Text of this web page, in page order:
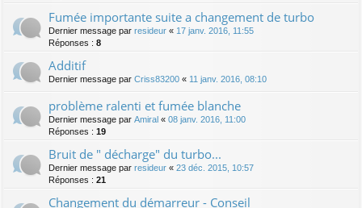
Fumée importante suite a changement de turbo
Dernier message par resideur « 17 janv. 2016, 11:55
Réponses : 8
Additif
Dernier message par Criss83200 « 11 janv. 2016, 08:10
problème ralenti et fumée blanche
Dernier message par Amiral « 08 janv. 2016, 11:00
Réponses : 19
Bruit de " décharge" du turbo...
Dernier message par resideur « 23 déc. 2015, 10:57
Réponses : 21
Changement du démarreur - Conseil